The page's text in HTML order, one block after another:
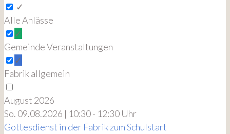
✓
Alle Anlässe
✓
Gemeinde Veranstaltungen
✓
Fabrik allgemein
August 2026
So. 09.08.2026 | 10:30 - 12:30 Uhr
Gottesdienst in der Fabrik zum Schulstart